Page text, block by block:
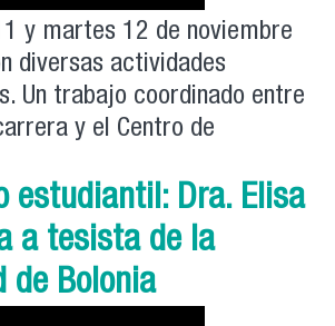
y martes 12 de noviembre
diversas actividades
Un trabajo coordinado entre
y el Centro de
estudiantil: Dra. Elisa
a tesista de la
de Bolonia